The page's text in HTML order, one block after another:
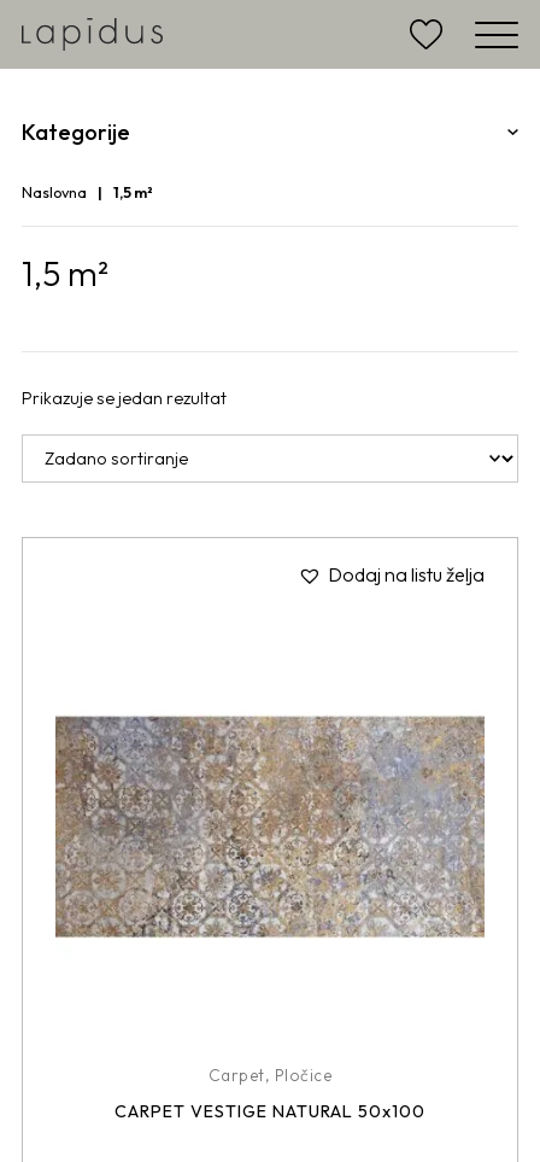
Kategorije
Naslovna 1,5 m²
1,5 m²
Prikazuje se jedan rezultat
Dodaj na listu želja
Carpet, Pločice
CARPET VESTIGE NATURAL 50x100